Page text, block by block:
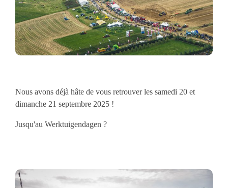
Nous avons déjà hâte de vous retrouver les samedi 20 et
dimanche 21 septembre 2025 !
Jusqu'au Werktuigendagen ?